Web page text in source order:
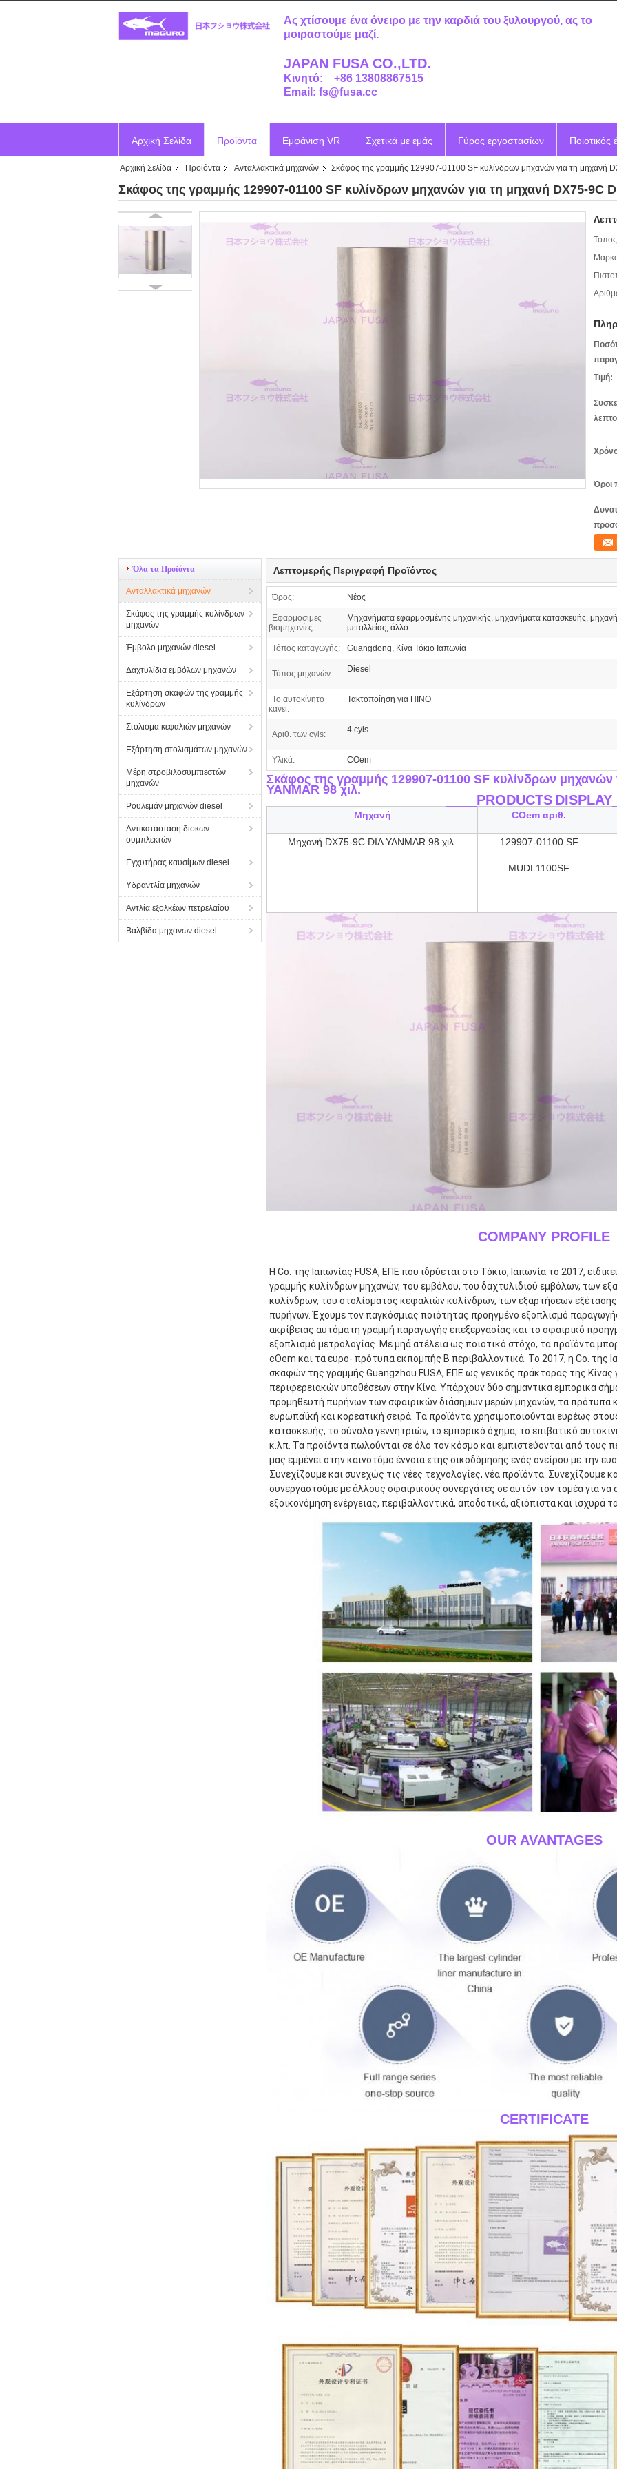
Ας χτίσουμε ένα όνειρο με την καρδιά του ξυλουργού, ας το
μοιραστούμε μαζί.
JAPAN FUSA CO.,LTD.
Κινητό: +86 13808867515
Email: fs@fusa.cc
Αρχική Σελίδα Προϊόντα Εμφάνιση VR Σχετικά με εμάς Γύρος εργοστασίων Ποιοτικός
Ζητήστε ένα απόσπασμα
Αρχική Σελίδα Προϊόντα Ανταλλακτικά μηχανών Σκάφος της γραμμής 129907-01100 SF κυλίνδρων μηχανών για τη μηχανή
Σκάφος της γραμμής 129907-01100 SF κυλίνδρων μηχανών για τη μηχανή DX75-9C
Τιμή:
Όροι
Όλα τα Προϊόντα
Ανταλλακτικά μηχανών
Σκάφος της γραμμής κυλίνδρων
μηχανών
Έμβολο μηχανών diesel
Δαχτυλίδια εμβόλων μηχανών
Εξάρτηση σκαφών της γραμμής
κυλίνδρων
Στόλισμα κεφαλιών μηχανών
Εξάρτηση στολισμάτων μηχανών
Μέρη στροβιλοσυμπιεστών
μηχανών
Ρουλεμάν μηχανών diesel
Αντικατάσταση δίσκων
συμπλεκτών
Εγχυτήρας καυσίμων diesel
Υδραντλία μηχανών
Αντλία εξολκέων πετρελαίου
Βαλβίδα μηχανών diesel
Λεπτομερής Περιγραφή Προϊόντος
Όρος: Νέος
Εφαρμόσιμες
βιομηχανίες:
Μηχανήματα εφαρμοσμένης μηχανικής, μηχανήματα κατασκευής,
μεταλλείας, άλλο
Τόπος καταγωγής: Guangdong, Κίνα Τόκιο Ιαπωνία
Τύπος μηχανών: Diesel
Το αυτοκίνητο
κάνει:
Τακτοποίηση για HINO
Αριθ. των cyls: 4 cyls
Υλικά: COem
Σκάφος της γραμμής 129907-01100 SF κυλίνδρων μηχανών
YANMAR 98 χιλ.
____PRODUCTS
Μηχανή COem αριθ.
Μηχανή DX75-9C DIA YANMAR 98 χιλ. 129907-01100 SF
MUDL 1100SF
____COMPANY
Η Co. της Ιαπωνίας FUSA, ΕΠΕ που ιδρύεται στο Τόκιο, Ιαπωνία το 2017,
γραμμής κυλίνδρων μηχανών, του εμβόλου, του δαχτυλιδιού εμβόλων, των
κυλίνδρων, του στολίσματος κεφαλιών κυλίνδρων, των εξαρτήσεων
πυρήνων. Έχουμε τον παγκόσμιας ποιότητας προηγμένο εξοπλισμό
ακρίβειας αυτόματη γραμμή παραγωγής επεξεργασίας και το σφαιρικό
εξοπλισμό μετρολογίας. Με μηά ατέλεια ως ποιοτικό στόχο, τα προϊόντα
cOem και τα ευρο- πρότυπα εκπομπής Β περιβαλλοντικά. Το 2017, η Co. της
σκαφών της γραμμής Guangzhou FUSA, ΕΠΕ ως γενικός πράκτορας της Κίνας
περιφερειακών υποθέσεων στην Κίνα. Υπάρχουν δύο σημαντικά εμπορικά
προμηθευτή πυρήνων των σφαιρικών διάσημων μερών μηχανών, τα πρότυπα
ευρωπαϊκή και κορεατική σειρά. Τα προϊόντα χρησιμοποιούνται ευρέως
κατασκευής, το σύνολο γεννητριών, το εμπορικό όχημα, το επιβατικό
κ.λπ. Τα προϊόντα πωλούνται σε όλο τον κόσμο και εμπιστεύονται από τους
μας εμμένει στην καινοτόμο έννοια «της οικοδόμησης ενός ονείρου με την
Συνεχίζουμε και συνεχώς τις νέες τεχνολογίες, νέα προϊόντα. Συνεχίζουμε
συνεργαστούμε με άλλους σφαιρικούς συνεργάτες σε αυτόν τον τομέα για
εξοικονόμηση ενέργειας, περιβαλλοντικά, αποδοτικά, αξιόπιστα και ισχυρά
____OUR AVANTAGES__
____CERTIFICATE__